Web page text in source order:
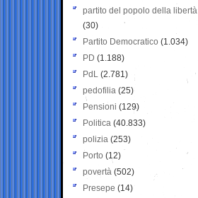
partito del popolo della libertà
(30)
Partito Democratico (1.034)
PD (1.188)
PdL (2.781)
pedofilia (25)
Pensioni (129)
Politica (40.833)
polizia (253)
Porto (12)
povertà (502)
Presepe (14)